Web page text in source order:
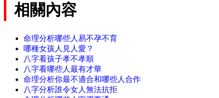
相關內容
命理分析哪些人易不孕不育
哪種女孩人見人愛？
八字看孩子孝不孝順
八字看哪些人最有才華
命理分析你最不適合和哪些人合作
八字分析誰令女人無法抗拒